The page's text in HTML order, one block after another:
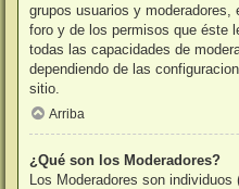
grupos usuarios y moderadores,
foro y de los permisos que éste
todas las capacidades de
dependiendo de las
sitio.
Arriba
¿Qué son los Moderadores?
Los Moderadores son